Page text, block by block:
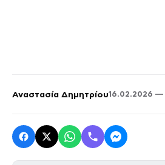
Αναστασία Δημητρίου16.02.2026